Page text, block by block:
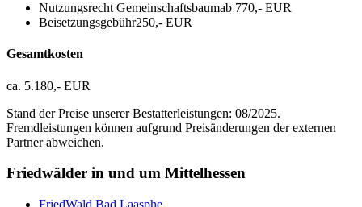
Nutzungsrecht Gemeinschaftsbaumab 770,- EUR
Beisetzungsgebühr250,- EUR
Gesamtkosten
ca. 5.180,- EUR
Stand der Preise unserer Bestatterleistungen: 08/2025.
Fremdleistungen können aufgrund Preisänderungen der externen
Partner abweichen.
Friedwälder in und um Mittelhessen
FriedWald Bad Laasphe